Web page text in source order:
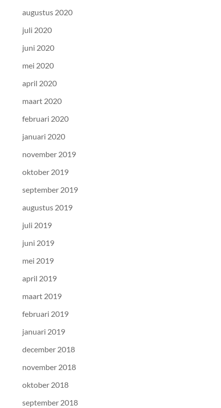
augustus 2020
juli 2020
juni 2020
mei 2020
april 2020
maart 2020
februari 2020
januari 2020
november 2019
oktober 2019
september 2019
augustus 2019
juli 2019
juni 2019
mei 2019
april 2019
maart 2019
februari 2019
januari 2019
december 2018
november 2018
oktober 2018
september 2018